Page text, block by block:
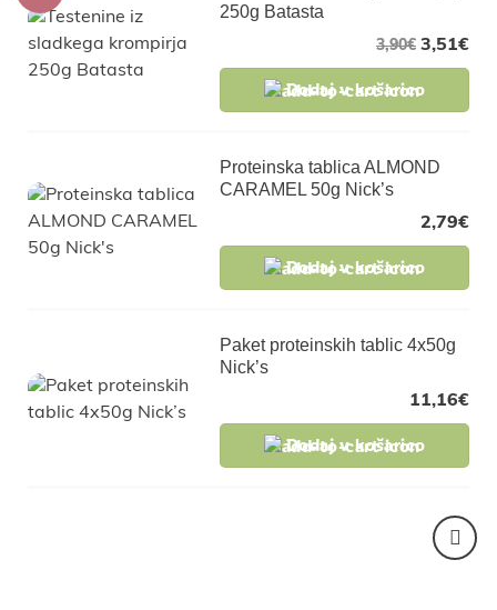
250g Batasta
3,51€
3,90€
Dodaj v košarico
Proteinska tablica ALMOND
CARAMEL 50g Nick’s
2,79€
Dodaj v košarico
Paket proteinskih tablic 4x50g
Nick’s
11,16€
Dodaj v košarico